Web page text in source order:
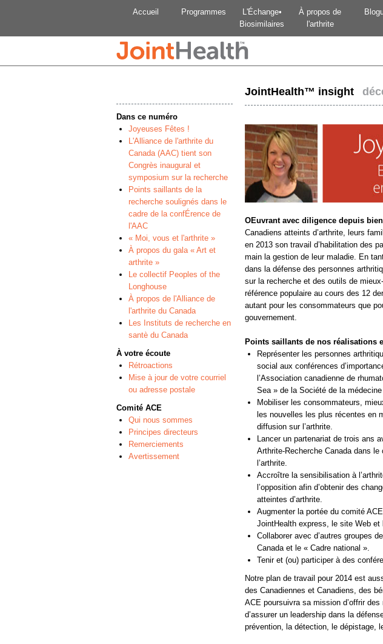
Accueil Programmes
L'Échange•
Biosimilaires
À propos de
l'arthrite
Dans ce numéro
Joyeuses Fêtes !
L'Alliance de l'arthrite du
Canada (AAC) tient son
Congrès inaugural et
symposium sur la recherche
Points saillants de la
recherche soulignés dans le
cadre de la confÉrence de
l'AAC
« Moi, vous et l'arthrite »
À propos du gala « Art et
arthrite »
Le collectif Peoples of the
Longhouse
À propos de l'Alliance de
l'arthrite du Canada
Les Instituts de recherche en
santè du Canada
À votre écoute
Rétroactions
Mise à jour de votre courriel
ou adresse postale
Comité ACE
Qui nous sommes
Principes directeurs
Remerciements
Avertissement
JointHealth™ insight
OEuvrant avec diligence depuis
Canadiens atteints d’arthrite, leurs
en 2013 son travail d’habilitation des
main la gestion de leur maladie. En
dans la défense des personnes
sur la recherche et des outils de
référence populaire au cours des 12
autant pour les consommateurs que
gouvernement.
Points saillants de nos réalisations
Représenter les personnes
social aux conférences
l’Association canadienne de
Sea » de la Société de la
Mobiliser les consommateurs,
les nouvelles les plus récentes en
diffusion sur l’arthrite.
Lancer un partenariat de trois ans
Arthrite-Recherche Canada dans
l’arthrite.
Accroître la sensibilisation à
l’opposition afin d’obtenir des
atteintes d’arthrite.
Augmenter la portée du comité
JointHealth express, le site Web
Collaborer avec d’autres groupes
Canada et le « Cadre national ».
Tenir et (ou) participer à des
Notre plan de travail pour 2014 est
des Canadiennes et Canadiens, des
ACE poursuivra sa mission d’offrir
d’assurer un leadership dans la
prévention, la détection, le dépistage,